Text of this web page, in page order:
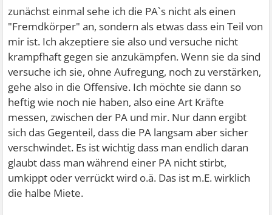
zunächst einmal sehe ich die PA`s nicht als einen
"Fremdkörper" an, sondern als etwas dass ein Teil von
mir ist. Ich akzeptiere sie also und versuche nicht
krampfhaft gegen sie anzukämpfen. Wenn sie da sind
versuche ich sie, ohne Aufregung, noch zu verstärken,
gehe also in die Offensive. Ich möchte sie dann so
heftig wie noch nie haben, also eine Art Kräfte
messen, zwischen der PA und mir. Nur dann ergibt
sich das Gegenteil, dass die PA langsam aber sicher
verschwindet. Es ist wichtig dass man endlich daran
glaubt dass man während einer PA nicht stirbt,
umkippt oder verrückt wird o.ä. Das ist m.E. wirklich
die halbe Miete.